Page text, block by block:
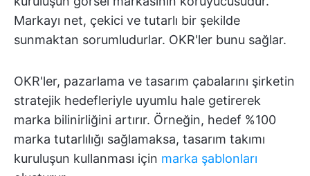
Markayı net, çekici ve tutarlı bir şekilde
sunmaktan sorumludurlar. OKR'ler bunu sağlar.
OKR'ler, pazarlama ve tasarım çabalarını şirketin
stratejik hedefleriyle uyumlu hale getirerek
marka bilinirliğini artırır. Örneğin, hedef %100
marka tutarlılığı sağlamaksa, tasarım takımı
kuruluşun kullanması için marka şablonları